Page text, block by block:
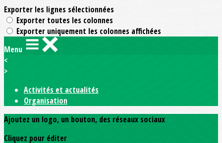
Exporter les lignes sélectionnées
Exporter toutes les colonnes
Exporter uniquement les colonnes affichées
Menu
<
>
Activités et actualités
Organisation
Ajoutez un logo, un bouton, des réseaux sociaux
Cliquez pour éditer